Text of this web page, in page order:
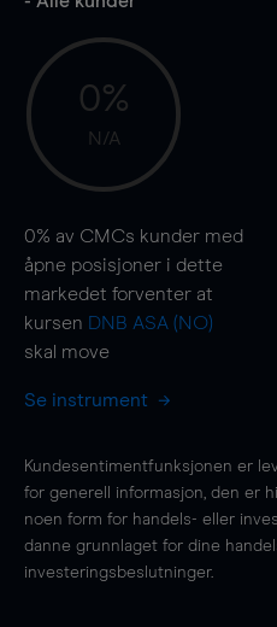
0%
N/A
0% av CMCs kunder med
åpne posisjoner i dette
markedet forventer at
kursen DNB ASA (NO)
skal move
Se instrument
Kundesentimentfunksjonen er
for generell informasjon, den er
noen form for handels- eller
danne grunnlaget for dine
investeringsbeslutninger.